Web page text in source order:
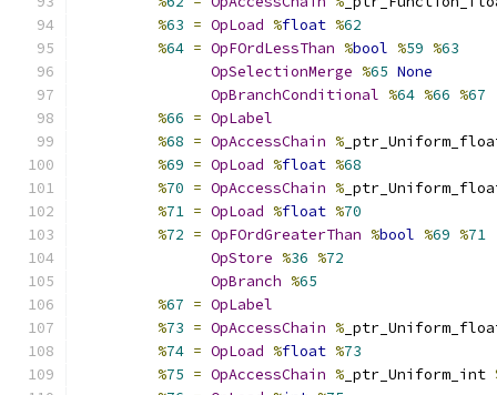
%63 = OpLoad %float %62
%64 = OpFOrdLessThan %bool %59 %63
OpSelectionMerge %65 None
OpBranchConditional %64 %66 %67
%66 = OpLabel
%68 = OpAccessChain %
%69 = OpLoad %float %68
%70 = OpAccessChain %
%71 = OpLoad %float %70
%72 = OpFOrdGreaterThan %bool %69 %71
OpStore %36 %72
OpBranch %65
%67 = OpLabel
%73 = OpAccessChain %
%74 = OpLoad %float %73
%75 = OpAccessChain % _ptr_Uniform_int